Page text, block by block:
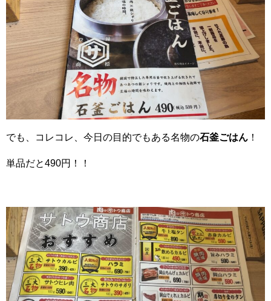
でも、コレコレ、今日の目的でもある名物の石釜ごはん ！
単品だと490円！！